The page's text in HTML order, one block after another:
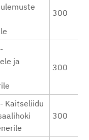
300
ja
300
Kaitseliidu
300